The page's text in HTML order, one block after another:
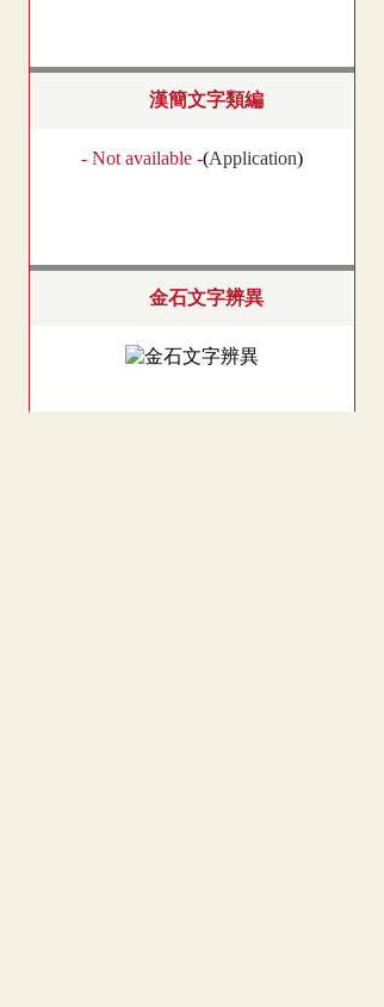
漢簡文字類編
- Not available -(Application)
金石文字辨異